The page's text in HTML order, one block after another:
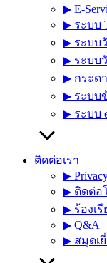
▶︎ E-
▶︎ ระบบ
▶︎ ระบบ
▶︎ ระบบ
▶︎ กระด
▶︎ ระบบ
▶︎ ระบบ
ติดต่อเรา
▶︎
▶︎ ติดต่อ
▶︎ ร้องเ
▶︎ Q&A
▶︎ สมุดเ